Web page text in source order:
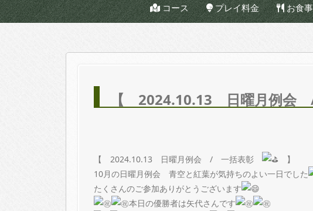
コース プレイ料金 お食事
【 2024.10.13 日曜月例
【 2024.10.13 日曜月例会 / 一括表彰
】
10月の日曜月例会 青空と紅葉が気持ちのよい一日でした
たくさんのご参加ありがとうございます
本日の優勝者は矢代さんです